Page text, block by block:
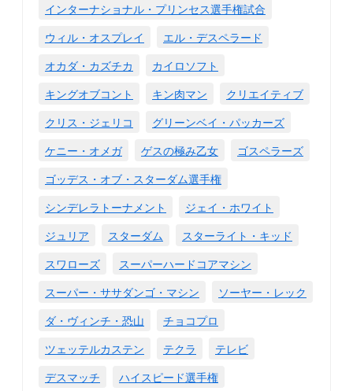
インターナショナル・プリンセス選手権試合
ウィル・オスプレイ
エル・デスペラード
オカダ・カズチカ
カイロソフト
キングオブコント
キン肉マン
クリエイティブ
クリス・ジェリコ
グリーンベイ・パッカーズ
ケニー・オメガ
ゲスの極み乙女
ゴスペラーズ
ゴッデス・オブ・スターダム選手権
シンデレラトーナメント
ジェイ・ホワイト
ジュリア
スターダム
スターライト・キッド
スワローズ
スーパーハードコアマシン
スーパー・ササダンゴ・マシン
ソーヤー・レック
ダ・ヴィンチ・恐山
チョコプロ
ツェッテルカステン
テクラ
テレビ
デスマッチ
ハイスピード選手権